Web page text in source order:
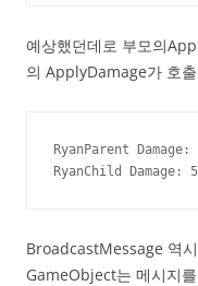
예상했던데로 부모의
의 ApplyDamage가 호
RyanParent Damage:
RyanChild Damage: 5
BroadcastMessage 역
GameObject는 메시지